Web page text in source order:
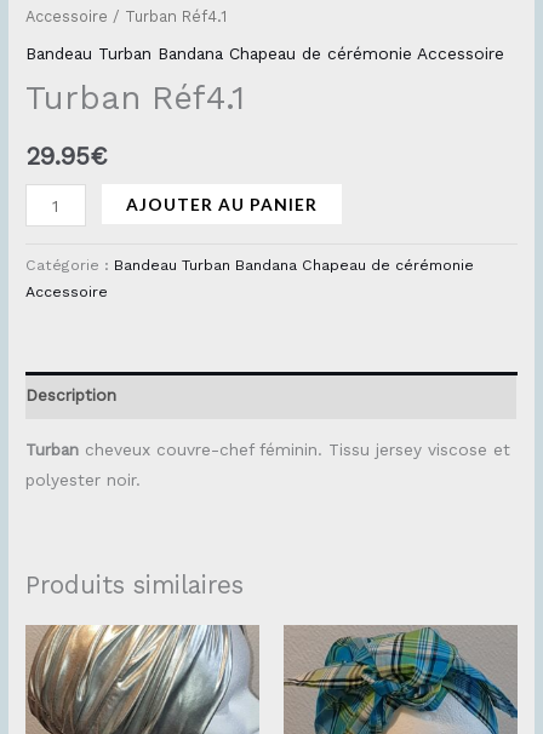
Accessoire / Turban Réf4.1
Bandeau Turban Bandana Chapeau de cérémonie Accessoire
Turban Réf4.1
29.95€
AJOUTER AU PANIER
Catégorie : Bandeau Turban Bandana Chapeau de cérémonie
Accessoire
Description
Turban cheveux couvre-chef féminin. Tissu jersey viscose et
polyester noir.
Produits similaires